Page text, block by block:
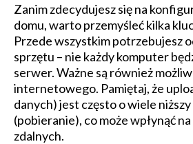
Zanim zdecydujesz się na
domu, warto przemyśleć kilka
Przede wszystkim potrzebujesz
sprzętu – nie każdy komputer
serwer. Ważne są również
internetowego. Pamiętaj, że
danych) jest często o wiele
(pobieranie), co może wpłynąć na
zdalnych.